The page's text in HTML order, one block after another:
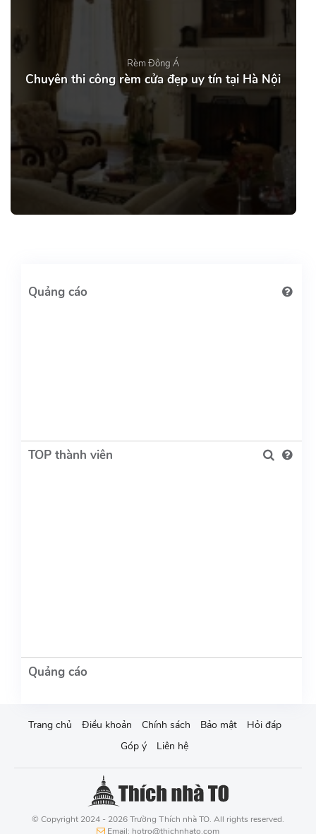
Rèm Đông Á
Chuyên thi công rèm cửa đẹp uy tín tại Hà Nội
TOP thành viên
Trang chủ Điều khoản Chính sách Bảo mật
Hỏi đáp
Góp ý
Liên hệ
© Copyright 2024 - 2026 Trường Thích nhà TO. All rights reserved.
Email: hotro@thichnhato.com